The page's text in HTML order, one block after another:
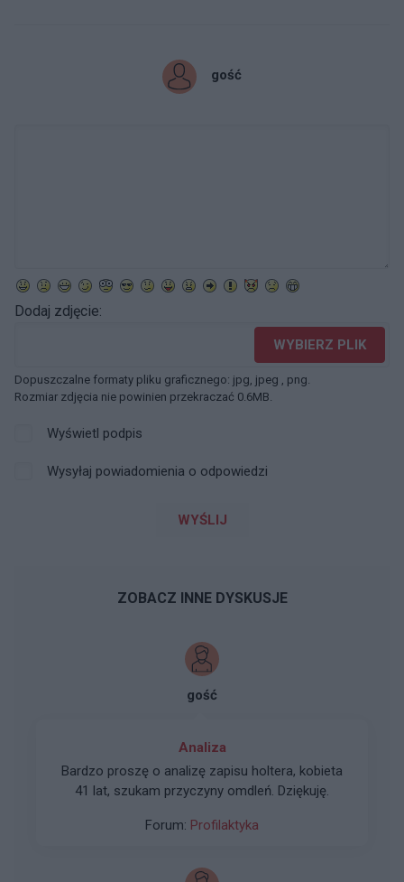
gość
Dodaj zdjęcie:
WYBIERZ PLIK
Dopuszczalne formaty pliku graficznego: jpg, jpeg , png.
Rozmiar zdjęcia nie powinien przekraczać 0.6MB.
Wyświetl podpis
Wysyłaj powiadomienia o odpowiedzi
WYŚLIJ
ZOBACZ INNE DYSKUSJE
gość
Analiza
Bardzo proszę o analizę zapisu holtera, kobieta
41 lat, szukam przyczyny omdleń. Dziękuję.
Forum: Profilaktyka